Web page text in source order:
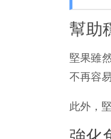
幫助
堅果雖
不再容
此外，